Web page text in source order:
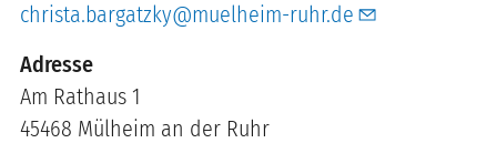
christa.bargatzky@muelheim-ruhr.de
Am Rathaus 1
45468 Mülheim an der Ruhr